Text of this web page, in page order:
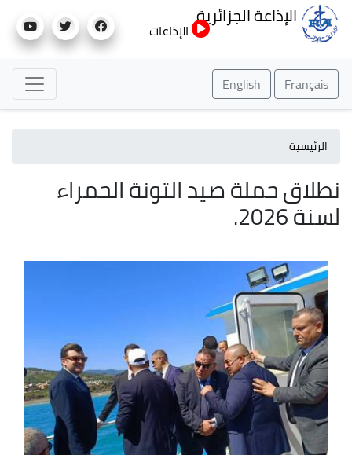
إلى
الإذاعة الجزائرية
الإذاعات
Français
English
الرئيسية
نطلاق حملة صيد التونة الحمراء
لسنة 2026.